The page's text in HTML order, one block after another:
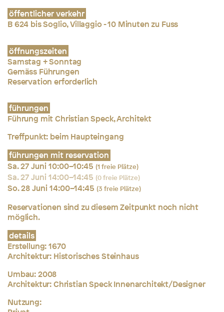
öffentlicher verkehr
B 624 bis Soglio, Villaggio - 10 Minuten zu Fuss
öffnungszeiten
Samstag + Sonntag
Gemäss Führungen
Reservation erforderlich
führungen
Führung mit Christian Speck, Architekt
Treffpunkt: beim Haupteingang
führungen mit reservation
Sa. 27 Juni 10:00–10:45 (1 freie Plätze)
Sa. 27 Juni 14:00–14:45 (0 freie Plätze)
So. 28 Juni 14:00–14:45 (3 freie Plätze)
Reservationen sind zu diesem Zeitpunkt noch nicht
möglich.
details
Erstellung:1670
Architektur: Historisches Steinhaus
Umbau:2008
Architektur:Christian Speck Innenarchitekt/Designer
Nutzung: